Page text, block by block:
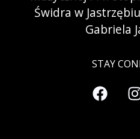
Świdra w
Gabriela
STAY